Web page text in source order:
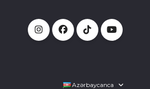
Azərbaycanca